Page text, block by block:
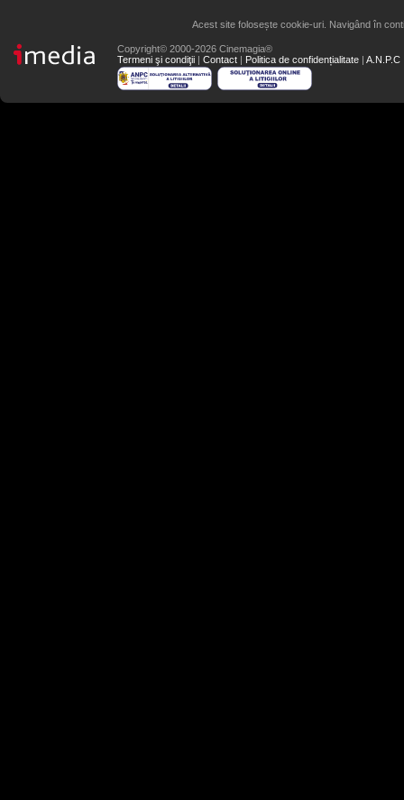
Acest site folosește cookie-uri. Navigând în
Copyright© 2000-2026 Cinemagia®
Termeni şi condiţii | Contact | Politica de confidențialitate | A.N.P.C